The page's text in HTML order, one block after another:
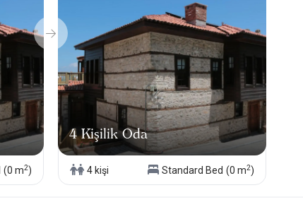
(0 m2)
4 Kişilik Oda
4 kişi Standard Bed (0 m2)